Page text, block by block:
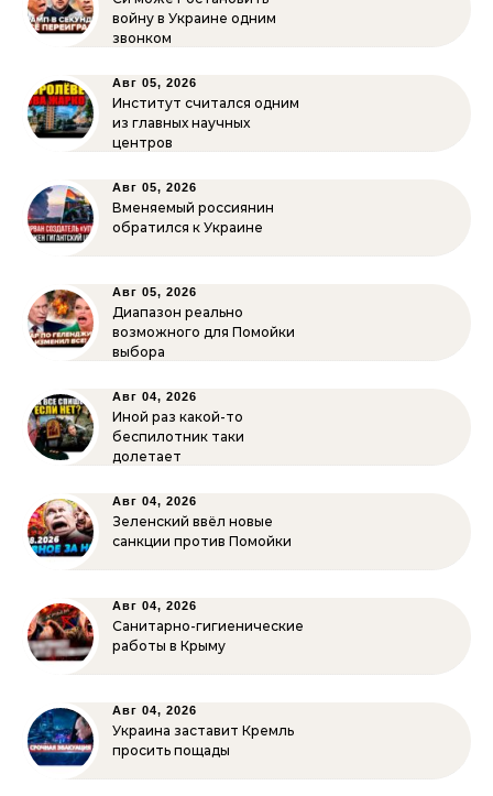
войну в Украине одним
звонком
Авг 05, 2026
Институт считался одним
из главных научных
центров
Авг 05, 2026
Вменяемый россиянин
обратился к Украине
Авг 05, 2026
Диапазон реально
возможного для Помойки
выбора
Авг 04, 2026
Иной раз какой-то
беспилотник таки
долетает
Авг 04, 2026
Зеленский ввёл новые
санкции против Помойки
Авг 04, 2026
Санитарно-гигиенические
работы в Крыму
Авг 04, 2026
Украина заставит Кремль
просить пощады